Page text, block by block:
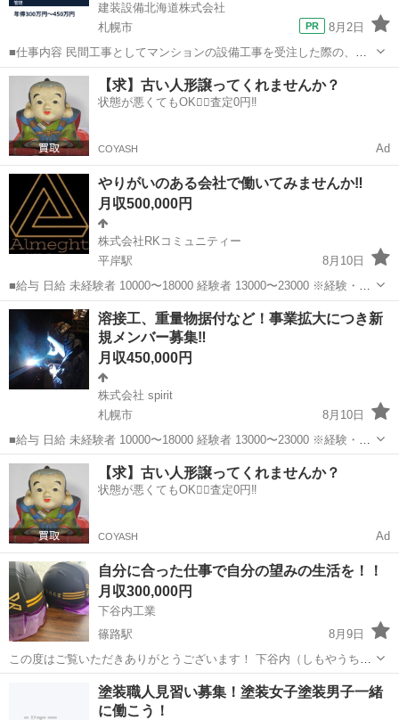
建装設備北海道株式会社
札幌市
8月2日
■仕事内容 民間工事としてマンションの設備工事を受注した際の、各
戸別ごとにお風呂の取り換えや水回りの部品交換、 キッチンの入替、
壁紙の取替等の工事を管理するお仕事です。 【具体的には】 現場にお
ける人員手配/現場...
北海道 札幌市 土木 未経験
【求】古い人形譲ってくれませんか？
状態が悪くてもOK🙆‍♀️査定0円‼️
COYASH Ad
やりがいのある会社で働いてみませんか‼️
月収500,000円
株式会社RKコミュニティー
平岸駅
8月10日
■給与 日給 未経験者 10000〜18000 経験者 13000〜23000 ※経験・能
力・資格を考慮します ■勤務地 ほとんど現場直行直帰です！ 免許がな
い方、車がない方は送迎あり ■雇用形態 正社...
北海道 札幌市 平岸駅 鳶職 協力会社
溶接工、重量物据付など！事業拡大につき新
規メンバー募集‼️
月収450,000円
株式会社 spirit
札幌市
8月10日
■給与 日給 未経験者 10000〜18000 経験者 13000〜23000 ※経験・能
力・資格を考慮します ■勤務地 ほとんど現場直行直帰です！ 免許がな
い方、車がない方は送迎あり ■雇用形態...
北海道 札幌市 鳶職 重量
【求】古い人形譲ってくれませんか？
状態が悪くてもOK🙆‍♀️査定0円‼️
COYASH Ad
自分に合った仕事で自分の望みの生活を！！
月収300,000円
下谷内工業
篠路駅
8月9日
この度はご覧いただきありがとうございます！ 下谷内（しもやうち）
工業と申します。 私たちは外構部署と解体部署の二つで動いてます で
すが、人手不足に悩まされています、、人がいればできる現場もでき
ない状況です。。 そこでやる気の...
札幌市 篠路駅 土木
塗装職人見習い募集！塗装女子塗装男子一緒
に働こう！